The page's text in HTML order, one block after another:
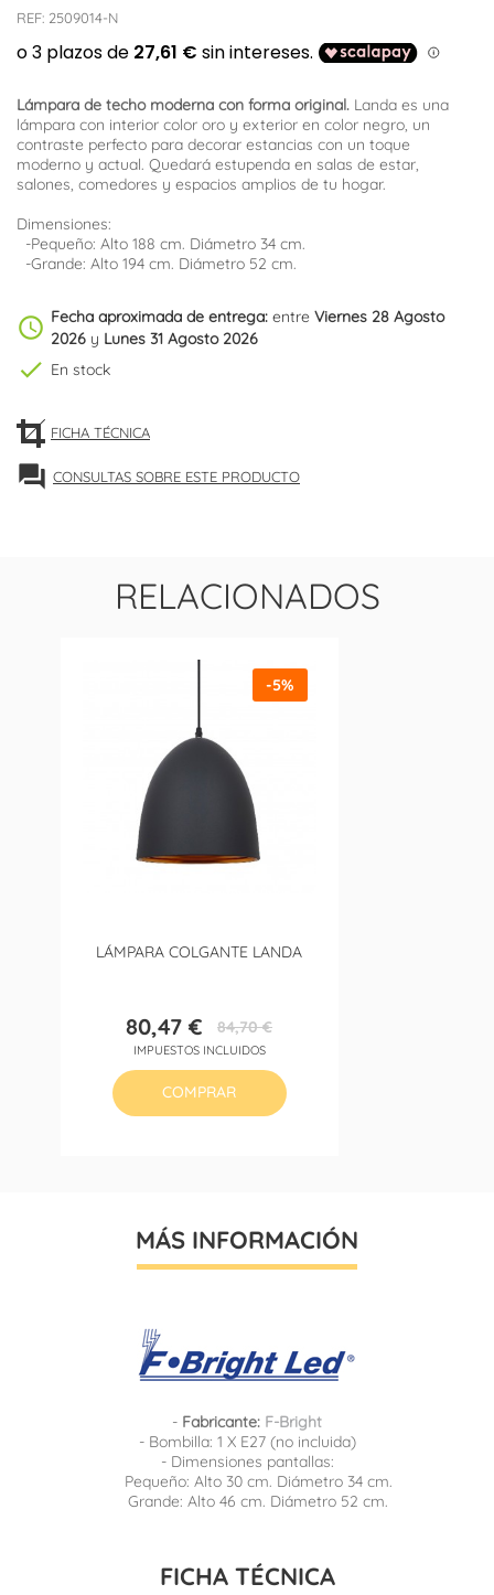
REF: 2509014-N
Lámpara de techo moderna con forma original. Landa es una
lámpara con interior color oro y exterior en color negro, un
contraste perfecto para decorar estancias con un toque
moderno y actual. Quedará estupenda en salas de estar,
salones, comedores y espacios amplios de tu hogar.
Dimensiones:
-Pequeño: Alto 188 cm. Diámetro 34 cm.
-Grande: Alto 194 cm. Diámetro 52 cm.
schedule Fecha aproximada de entrega: entre Viernes 28 Agosto
2026 y Lunes 31 Agosto 2026
check En stock
FICHA TÉCNICA
forum CONSULTAS SOBRE ESTE PRODUCTO
RELACIONADOS
LÁMPARA COLGANTE LANDA
Precio
80,47 €Precio
base
84,70 €
IMPUESTOS INCLUIDOS
-5%
COMPRAR
MÁS INFORMACIÓN
- Fabricante: F-Bright
- Bombilla: 1 X E27 (no incluida)
- Dimensiones pantallas:
Pequeño: Alto 30 cm. Diámetro 34 cm.
Grande: Alto 46 cm. Diámetro 52 cm.
FICHA TÉCNICA